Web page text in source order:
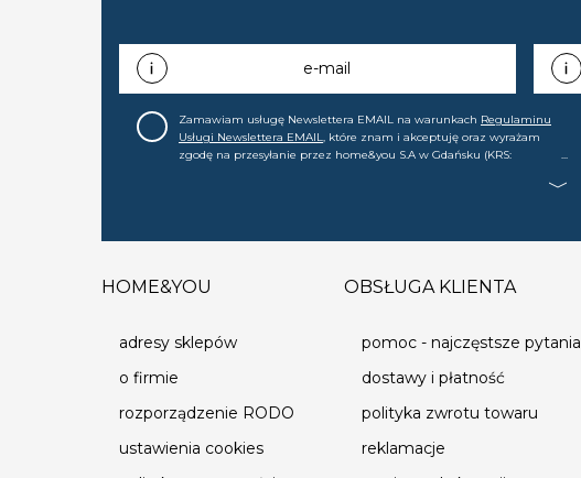
e-mail
Zamawiam usługę Newslettera EMAIL na warunkach Regulaminu
Usługi Newslettera EMAIL, które znam i akceptuję oraz wyrażam
zgodę na przesyłanie przez home&you S.A w Gdańsku (KRS:
nowościach, ofertach, promocjach, wyprzedażach). Wiem, że mogę tę
HOME&YOU
adresy sklepów
o firmie
rozporządzenie RODO
ustawienia cookies
OBSŁUGA KLIENTA
pomoc - najczęstsze pytania
dostawy i płatność
polityka zwrotu towaru
reklamacje